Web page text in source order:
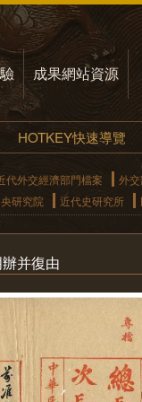
成果網站資源
HOTKEY快速導覽
代外交經濟部門檔案
外
研究院 近代史研究所
并復由